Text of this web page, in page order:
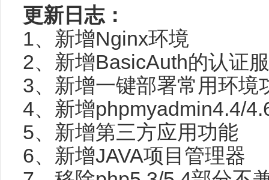
更新日志：
1、新增Nginx环境
2、新增BasicAuth的认证
3、新增一键部署常用环境
4、新增phpmyadmin4.4/
5、新增第三方应用功能
6、新增JAVA项目管理器